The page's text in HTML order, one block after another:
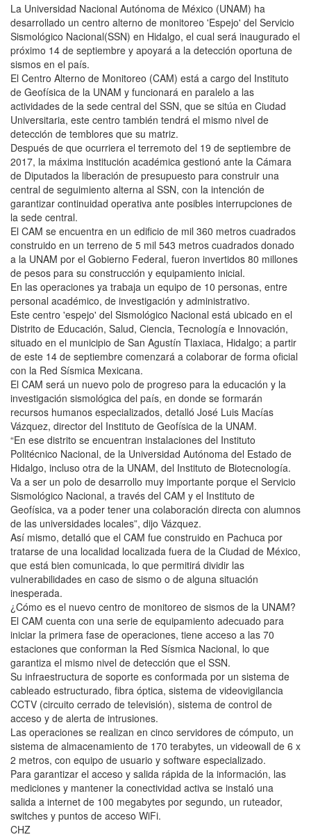
La Universidad Nacional Autónoma de México (UNAM) ha
desarrollado un centro alterno de monitoreo 'Espejo' del Servicio
Sismológico Nacional(SSN) en Hidalgo, el cual será inaugurado el
próximo 14 de septiembre y apoyará a la detección oportuna de
sismos en el país.
El Centro Alterno de Monitoreo (CAM) está a cargo del Instituto
de Geofísica de la UNAM y funcionará en paralelo a las
actividades de la sede central del SSN, que se sitúa en Ciudad
Universitaria, este centro también tendrá el mismo nivel de
detección de temblores que su matriz.
Después de que ocurriera el terremoto del 19 de septiembre de
2017, la máxima institución académica gestionó ante la Cámara
de Diputados la liberación de presupuesto para construir una
central de seguimiento alterna al SSN, con la intención de
garantizar continuidad operativa ante posibles interrupciones de
la sede central.
El CAM se encuentra en un edificio de mil 360 metros cuadrados
construido en un terreno de 5 mil 543 metros cuadrados donado
a la UNAM por el Gobierno Federal, fueron invertidos 80 millones
de pesos para su construcción y equipamiento inicial.
En las operaciones ya trabaja un equipo de 10 personas, entre
personal académico, de investigación y administrativo.
Este centro 'espejo' del Sismológico Nacional está ubicado en el
Distrito de Educación, Salud, Ciencia, Tecnología e Innovación,
situado en el municipio de San Agustín Tlaxiaca, Hidalgo; a partir
de este 14 de septiembre comenzará a colaborar de forma oficial
con la Red Sísmica Mexicana.
El CAM será un nuevo polo de progreso para la educación y la
investigación sismológica del país, en donde se formarán
recursos humanos especializados, detalló José Luis Macías
Vázquez, director del Instituto de Geofísica de la UNAM.
“En ese distrito se encuentran instalaciones del Instituto
Politécnico Nacional, de la Universidad Autónoma del Estado de
Hidalgo, incluso otra de la UNAM, del Instituto de Biotecnología.
Va a ser un polo de desarrollo muy importante porque el Servicio
Sismológico Nacional, a través del CAM y el Instituto de
Geofísica, va a poder tener una colaboración directa con alumnos
de las universidades locales”, dijo Vázquez.
Así mismo, detalló que el CAM fue construido en Pachuca por
tratarse de una localidad localizada fuera de la Ciudad de México,
que está bien comunicada, lo que permitirá dividir las
vulnerabilidades en caso de sismo o de alguna situación
inesperada.
¿Cómo es el nuevo centro de monitoreo de sismos de la UNAM?
El CAM cuenta con una serie de equipamiento adecuado para
iniciar la primera fase de operaciones, tiene acceso a las 70
estaciones que conforman la Red Sísmica Nacional, lo que
garantiza el mismo nivel de detección que el SSN.
Su infraestructura de soporte es conformada por un sistema de
cableado estructurado, fibra óptica, sistema de videovigilancia
CCTV (circuito cerrado de televisión), sistema de control de
acceso y de alerta de intrusiones.
Las operaciones se realizan en cinco servidores de cómputo, un
sistema de almacenamiento de 170 terabytes, un videowall de 6 x
2 metros, con equipo de usuario y software especializado.
Para garantizar el acceso y salida rápida de la información, las
mediciones y mantener la conectividad activa se instaló una
salida a internet de 100 megabytes por segundo, un ruteador,
switches y puntos de acceso WiFi.
CHZ